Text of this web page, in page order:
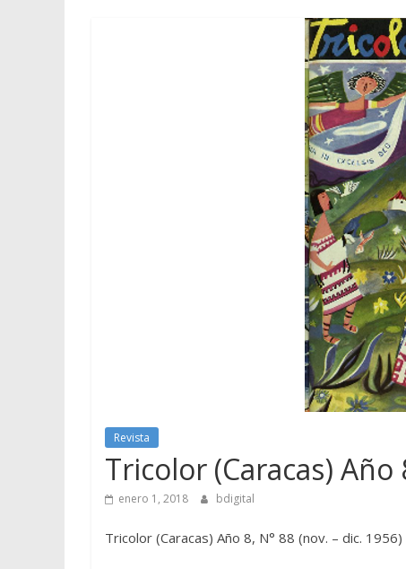
Revista
Tricolor (Caracas) Año
enero 1, 2018 bdigital
Tricolor (Caracas) Año 8, N° 88 (nov. – dic. 1956)